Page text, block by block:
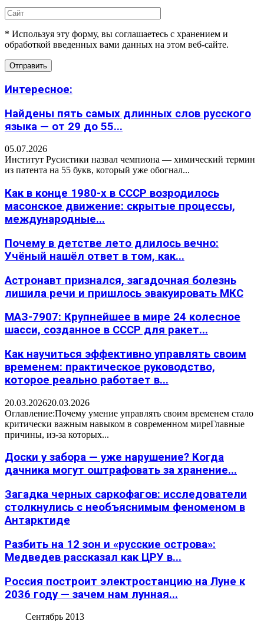
* Используя эту форму, вы соглашаетесь с хранением и
обработкой введенных вами данных на этом веб-сайте.
Интересное:
Найдены пять самых длинных слов русского
языка — от 29 до 55...
05.07.2026
Институт Русистики назвал чемпиона — химический термин
из патента на 55 букв, который уже обогнал...
Как в конце 1980-х в СССР возродилось
масонское движение: скрытые процессы,
международные...
Почему в детстве лето длилось вечно:
Учёный нашёл ответ в том, как...
Астронавт признался, загадочная болезнь
лишила речи и пришлось эвакуировать МКС
МАЗ-7907: Крупнейшее в мире 24 колесное
шасси, созданное в СССР для ракет...
Как научиться эффективно управлять своим
временем: практическое руководство,
которое реально работает в...
20.03.202620.03.2026
Оглавление:Почему умение управлять своим временем стало
критически важным навыком в современном миреГлавные
причины, из-за которых...
Доски у забора — уже нарушение? Когда
дачника могут оштрафовать за хранение...
Загадка черных саркофагов: исследователи
столкнулись с необъяснимым феноменом в
Антарктиде
Разбить на 12 зон и «русские острова»:
Медведев рассказал как ЦРУ в...
Россия построит электростанцию на Луне к
2036 году — зачем нам лунная...
Сентябрь 2013